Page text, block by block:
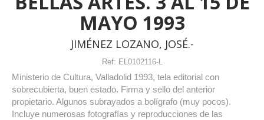
MAYO 1993
JIMÉNEZ LOZANO, JOSÉ.-
Ref: EL0102116-L
Ministerio de Cultura, Valladolid 1993, tela editorial con
sobrecubierta, buen estado. Firma y sello del anterior
propietario. Algunos subrayados a bolígrafo (muy pocos).
Incluye numerosas fotografías y reproducciones de las